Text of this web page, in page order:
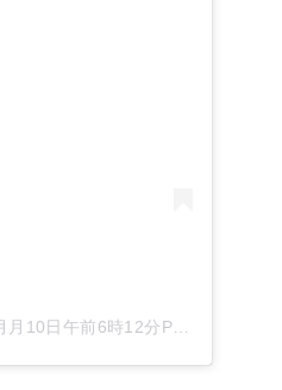
10日午前6時12分PDT